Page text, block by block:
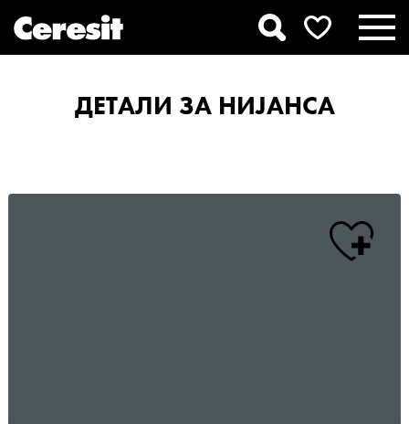
ДЕТАЛИ ЗА НИЈАНСА